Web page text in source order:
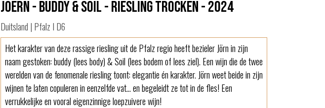
Joern - Buddy & Soil - Riesling trocken - 2024
Duitsland | Pfalz I D6
Het karakter van deze rassige riesling uit de Pfalz regio heeft bezieler Jörn in zijn
naam gestoken: buddy (lees body) & Soil (lees bodem of lees ziel). Een wijn die de twee
werelden van de fenomenale riesling toont: elegantie én karakter. Jörn weet beide in zijn
wijnen te laten copuleren in eenzelfde vat... en begeleidt ze tot in de fles! Een
verrukkelijke en vooral eigenzinnige loepzuivere wijn!